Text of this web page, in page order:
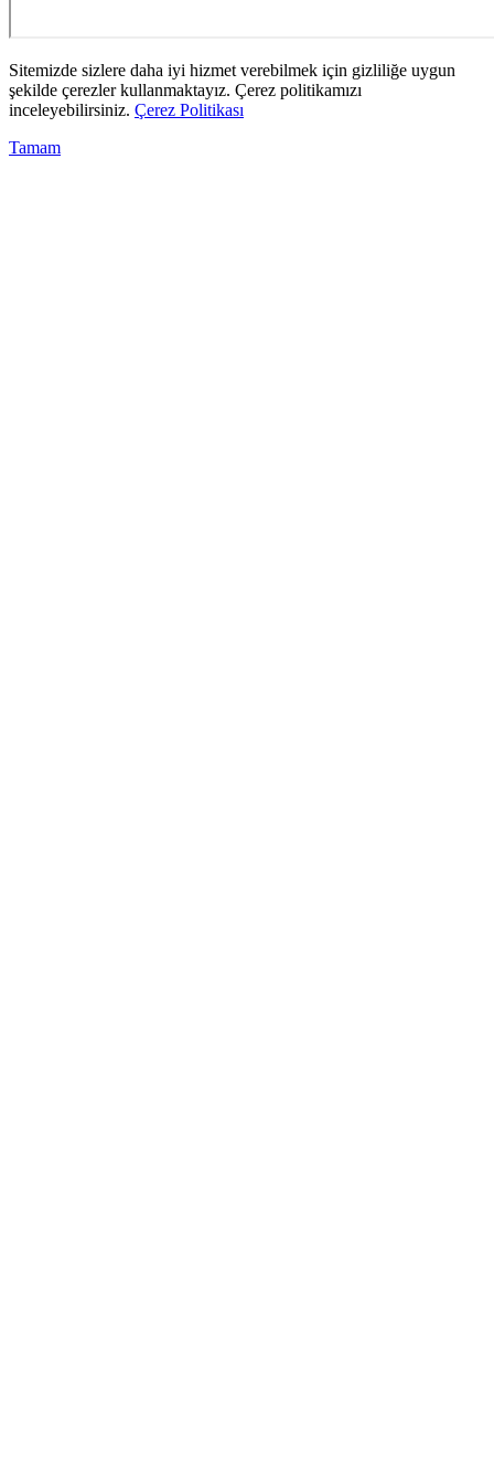
Sitemizde sizlere daha iyi hizmet verebilmek için gizliliğe uygun
şekilde çerezler kullanmaktayız. Çerez politikamızı
inceleyebilirsiniz. Çerez Politikası
Tamam